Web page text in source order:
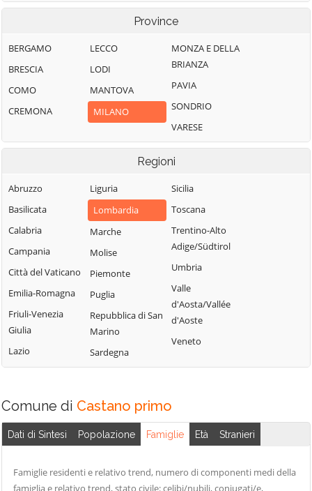
Bellinzago
Bernate Ticino
Besate
Binasco
Boffalora sopra
Bollate
Bubbiano
Buccinasco
Buscate
Bussero
Busto Garolfo
Calvignasco
Cambiago
Canegrate
Carpiano
Cassano d'Adda
Pecchi
Gorgonzola
Gudo Visconti
Inveruno
Inzago
Lacchiarella
Legnano
Locate di Triulzi
Magenta
Magnago
Marcallo con
Casone
Masate
Mediglia
Melegnano
Melzo
Morimondo
Motta Visconti
Nosate
Induno
Naviglio
Rodano
Rosate
Rozzano
San Colombano
al Lambro
San Donato
Milanese
San Giorgio su
Legnano
San Giuliano
Olona
San Zenone al
Ticino
Segrate
Senago
Giovanni
Province
BERGAMO
BRESCIA
COMO
CREMONA
LECCO
LODI
MANTOVA
MILANO
MONZA E DELLA
BRIANZA
PAVIA
SONDRIO
VARESE
Regioni
Abruzzo
Basilicata
Calabria
Campania
Città del Vaticano
Emilia-Romagna
Friuli-Venezia
Giulia
Lazio
Liguria
Lombardia
Marche
Molise
Piemonte
Puglia
Repubblica di San
Marino
Sardegna
Sicilia
Toscana
Trentino-Alto
Adige/Südtirol
Umbria
Valle
d'Aosta/Vallée
d'Aoste
Veneto
Comune di Castano primo
Dati di Sintesi Popolazione Famiglie Età Stranieri
Famiglie residenti e relativo trend, numero di componenti medi della
famiglia e relativo trend, stato civile: celibi/nubili, coniugati/e,